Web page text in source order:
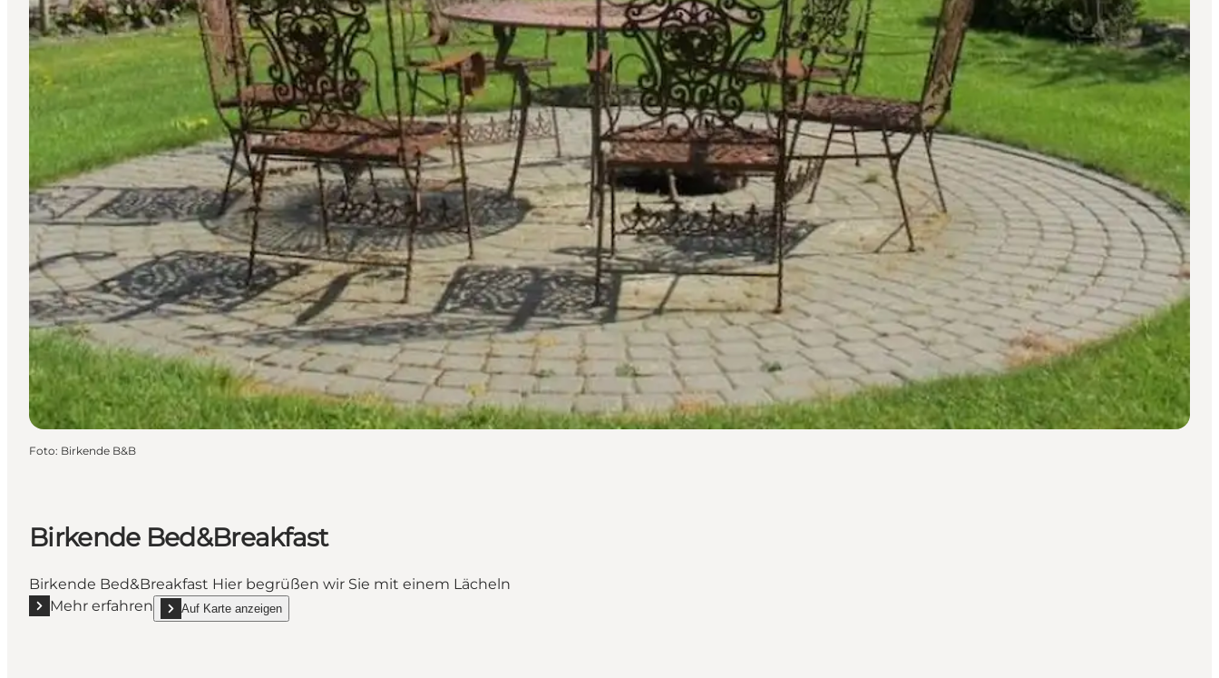
Foto: Birkende B&B
Birkende Bed&Breakfast
Birkende Bed&Breakfast Hier begrüßen wir Sie mit einem Lächeln
Mehr erfahren
Mehr erfahren "Birkende Bed&Breakfast"
Auf Karte anzeigen
show Birkende Bed&Breakfast on_map